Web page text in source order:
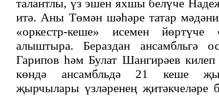
талантлы, үз эшен яхшы белүче
итә. Аны Төмән шәһәре татар
«оркестр-кеше» исемен йөртүче
алыштыра. Бераздан ансамбльгә
Гарипов һәм Булат Шангирәев
көндә ансамбльдә 21 кеше
җырчылары үзләренең җитәкчеләре